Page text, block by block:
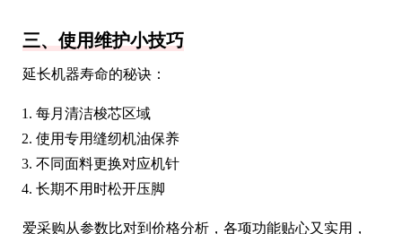
三、使用维护小技巧
延长机器寿命的秘诀：
每月清洁梭芯区域
使用专用缝纫机油保养
不同面料更换对应机针
长期不用时松开压脚
爱采购从参数比对到价格分析，各项功能贴心又实用，